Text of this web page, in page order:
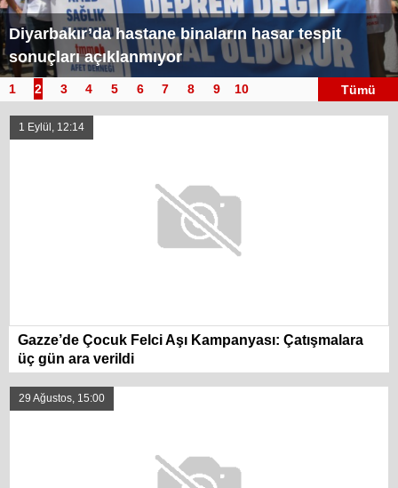
Diyarbakır’da hastane binaların hasar tespit
sonuçları açıklanmıyor
1 2 3 4 5 6 7 8 9 10 Tümü
1 Eylül, 12:14
Gazze’de Çocuk Felci Aşı Kampanyası: Çatışmalara
üç gün ara verildi
29 Ağustos, 15:00